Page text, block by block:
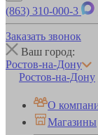
(863) 310-000-3
Заказать звонок
Ваш город:
Ростов-на-Дону
Ростов-на-Дону
О
Магазины